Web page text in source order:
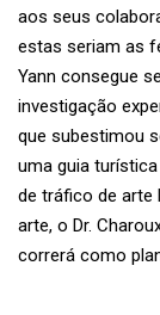
aos seus
estas seriam as
Yann consegue
investigação
que subestimou
uma guia
de tráfico de arte
arte, o Dr.
correrá como